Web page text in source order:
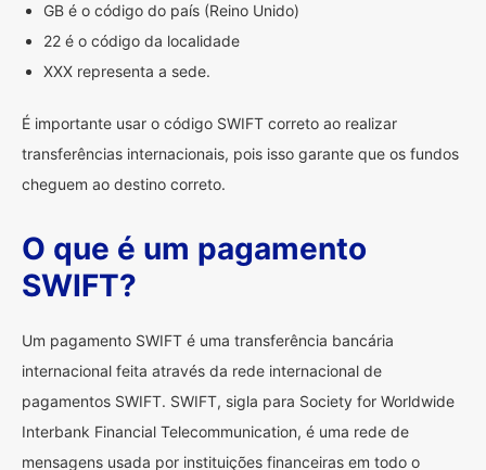
GB é o código do país (Reino Unido)
22 é o código da localidade
XXX representa a sede.
É importante usar o código SWIFT correto ao realizar
transferências internacionais, pois isso garante que os fundos
cheguem ao destino correto.
O que é um pagamento
SWIFT?
Um pagamento SWIFT é uma transferência bancária
internacional feita através da rede internacional de
pagamentos SWIFT. SWIFT, sigla para Society for Worldwide
Interbank Financial Telecommunication, é uma rede de
mensagens usada por instituições financeiras em todo o